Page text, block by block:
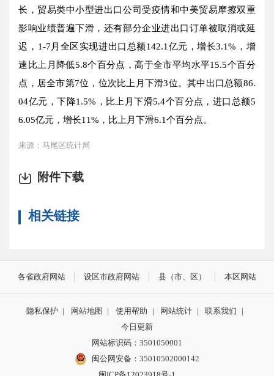
长，贸易类中小型进出口公司受疫情和中美贸易摩擦双重
影响业绩普遍下滑，还有部分企业进出口订单被取消或延
迟， 1-7 月全区实现进出口总额142.1 亿元，增长3.1%，增
速比上月降低5.8个百分点，高于全市平均水平15.5个百分
点，居全市第7位，位次比上月下滑3位。其中出口总额86.
04亿元，下降1.5%，比上月下滑5.4个百分点，进口总额5
6.05亿元，增长11%，比上月下滑6.1个百分点。
来源：马尾区统计局
附件下载
相关链接
各省政府网站 设区市政府网站 县（市、区） 本区网站
隐私保护 | 网站地图 | 使用帮助 | 网站统计 | 联系我们
|
今日更新
网站标识码：3501050001
闽公网安备：35010502000142